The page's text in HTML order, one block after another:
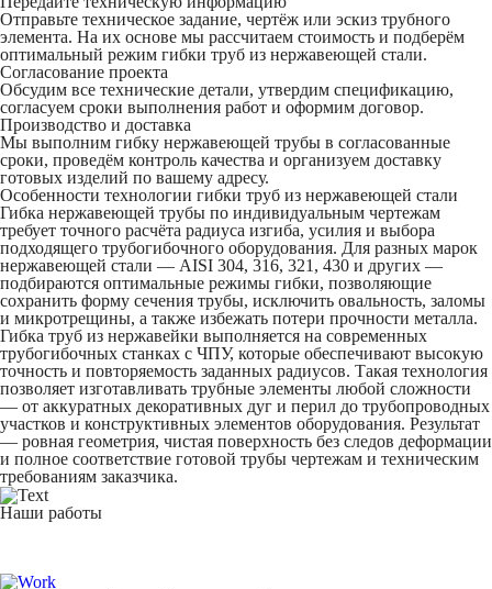
Отправьте техническое задание, чертёж или эскиз трубного
элемента. На их основе мы рассчитаем стоимость и подберём
оптимальный режим гибки труб из нержавеющей стали.
Согласование проекта
Обсудим все технические детали, утвердим спецификацию,
согласуем сроки выполнения работ и оформим договор.
Производство и доставка
Мы выполним гибку нержавеющей трубы в согласованные
сроки, проведём контроль качества и организуем доставку
готовых изделий по вашему адресу.
Особенности технологии гибки труб из нержавеющей стали
Гибка нержавеющей трубы по индивидуальным чертежам
требует точного расчёта радиуса изгиба, усилия и выбора
подходящего трубогибочного оборудования. Для разных марок
нержавеющей стали — AISI 304, 316, 321, 430 и других —
подбираются оптимальные режимы гибки, позволяющие
сохранить форму сечения трубы, исключить овальность, заломы
и микротрещины, а также избежать потери прочности металла.
Гибка труб из нержавейки выполняется на современных
трубогибочных станках с ЧПУ, которые обеспечивают высокую
точность и повторяемость заданных радиусов. Такая технология
позволяет изготавливать трубные элементы любой сложности
— от аккуратных декоративных дуг и перил до трубопроводных
участков и конструктивных элементов оборудования. Результат
— ровная геометрия, чистая поверхность без следов деформации
и полное соответствие готовой трубы чертежам и техническим
требованиям заказчика.
Наши работы